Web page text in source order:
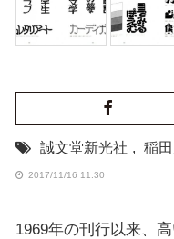
誠文堂新光社 , 稲
2017/11/16 11:30
1969年の刊行以来、